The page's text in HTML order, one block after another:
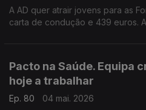
A AD quer atrair jovens para as
carta de condução e 439 euros.
Pacto na Saúde. Equipa
hoje a trabalhar
Ep. 80
04 mai. 2026